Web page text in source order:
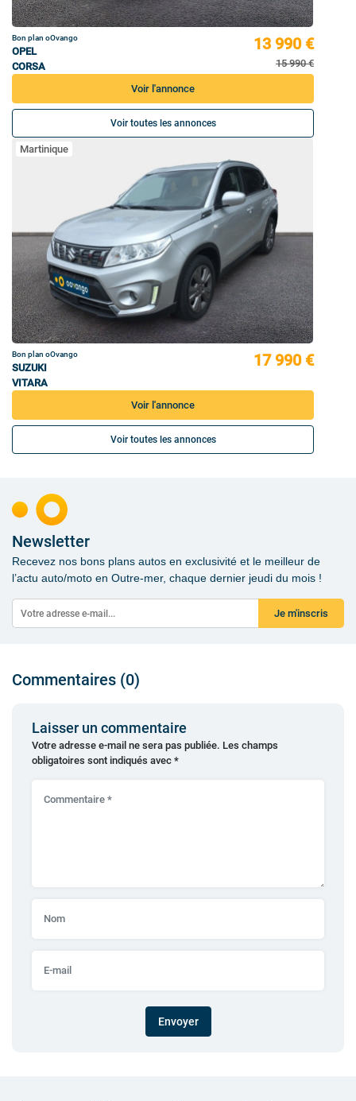
Bon plan oOvango
OPEL
CORSA
13 990 €
15 990 €
Voir l'annonce
Voir toutes les annonces
Martinique
Bon plan oOvango
SUZUKI
VITARA
17 990 €
Voir l'annonce
Voir toutes les annonces
Newsletter
Recevez nos bons plans autos en exclusivité et le meilleur de
l’actu auto/moto en Outre-mer, chaque dernier jeudi du mois !
Je m'inscris
Commentaires (0)
Laisser un commentaire
Votre adresse e-mail ne sera pas publiée. Les champs
obligatoires sont indiqués avec *
Envoyer